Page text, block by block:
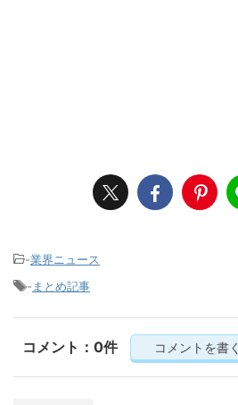
-業界ニュース
- まとめ記事
コメント：0件 コメントを書く